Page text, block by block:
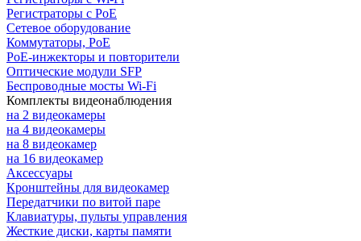
Регистраторы с PoE
Сетевое оборудование
Коммутаторы, PoE
PoE-инжекторы и повторители
Оптические модули SFP
Беспроводные мосты Wi-Fi
Комплекты видеонаблюдения
на 2 видеокамеры
на 4 видеокамеры
на 8 видеокамер
на 16 видеокамер
Аксессуары
Кронштейны для видеокамер
Передатчики по витой паре
Клавиатуры, пульты управления
Жесткие диски, карты памяти